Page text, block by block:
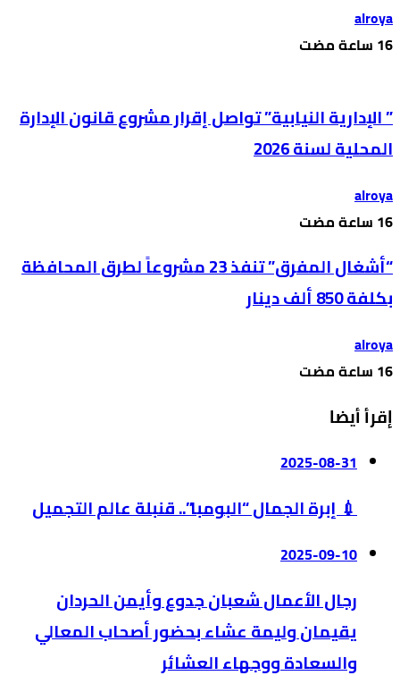
alroya
” الإدارية النيابية” تواصل إقرار مشروع قانون الإدارة
المحلية لسنة 2026
alroya
“أشغال المفرق” تنفذ 23 مشروعاً لطرق المحافظة
بكلفة 850 ألف دينار
alroya
إقرأ أيضا
2025-08-31
💉 إبرة الجمال “البومبا”.. قنبلة عالم التجميل
2025-09-10
رجال الأعمال شعبان جدوع وأيمن الحردان
يقيمان وليمة عشاء بحضور أصحاب المعالي
والسعادة ووجهاء العشائر